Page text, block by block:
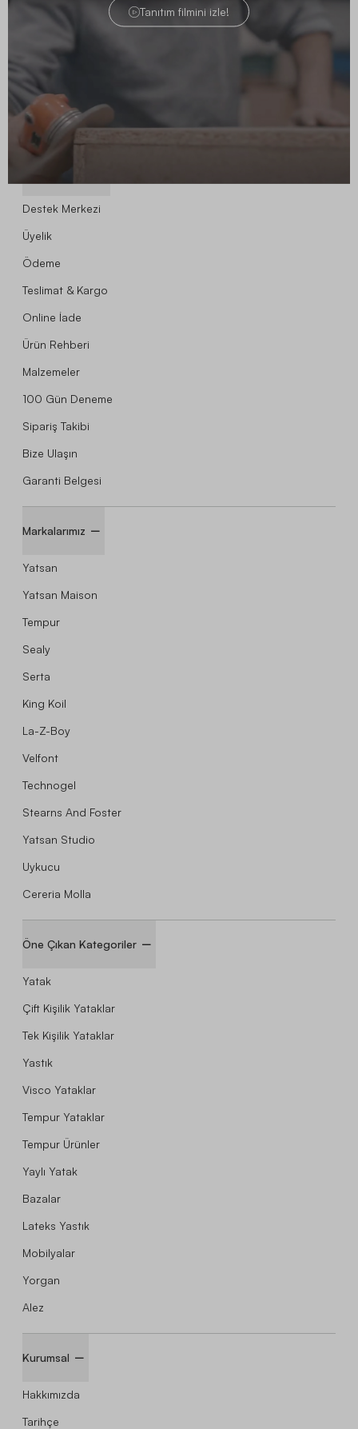
Tanıtım filmini izle!
Markalar
Destek Merkezi
Üyelik
Ödeme
Teslimat & Kargo
Online İade
Ürün Rehberi
Malzemeler
100 Gün Deneme
Sipariş Takibi
Bize Ulaşın
Garanti Belgesi
Markalarımız
Yatsan
Yatsan Maison
Tempur
Sealy
Serta
King Koil
La-Z-Boy
Velfont
Technogel
Stearns And Foster
Yatsan Studio
Uykucu
Cereria Molla
Öne Çıkan Kategoriler
Yatak
Çift Kişilik Yataklar
Tek Kişilik Yataklar
Yastık
Visco Yataklar
Tempur Yataklar
Tempur Ürünler
Yaylı Yatak
Bazalar
Lateks Yastık
Mobilyalar
Yorgan
Alez
Kurumsal
Hakkımızda
Tarihçe